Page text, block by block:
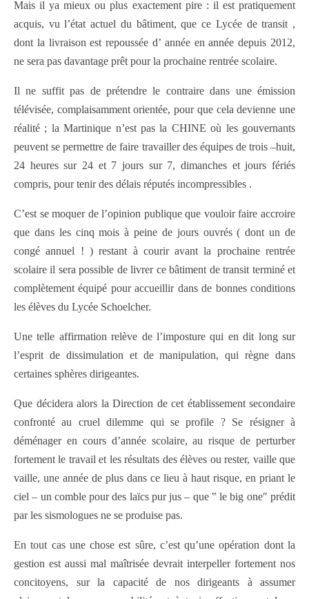
Mais il ya mieux ou plus exactement pire : il est pratiquement
acquis, vu l’état actuel du bâtiment, que ce Lycée de transit ,
dont la livraison est repoussée d’ année en année depuis 2012,
ne sera pas davantage prêt pour la prochaine rentrée scolaire.
Il ne suffit pas de prétendre le contraire dans une émission
télévisée, complaisamment orientée, pour que cela devienne une
réalité ; la Martinique n’est pas la CHINE où les gouvernants
peuvent se permettre de faire travailler des équipes de trois –huit,
24 heures sur 24 et 7 jours sur 7, dimanches et jours fériés
compris, pour tenir des délais réputés incompressibles .
C’est se moquer de l’opinion publique que vouloir faire accroire
que dans les cinq mois à peine de jours ouvrés ( dont un de
congé annuel ! ) restant à courir avant la prochaine rentrée
scolaire il sera possible de livrer ce bâtiment de transit terminé et
complètement équipé pour accueillir dans de bonnes conditions
les élèves du Lycée Schoelcher.
Une telle affirmation relève de l’imposture qui en dit long sur
l’esprit de dissimulation et de manipulation, qui règne dans
certaines sphères dirigeantes.
Que décidera alors la Direction de cet établissement secondaire
confronté au cruel dilemme qui se profile ? Se résigner à
déménager en cours d’année scolaire, au risque de perturber
fortement le travail et les résultats des élèves ou rester, vaille que
vaille, une année de plus dans ce lieu à haut risque, en priant le
ciel – un comble pour des laïcs pur jus – que ‟ le big one″ prédit
par les sismologues ne se produise pas.
En tout cas une chose est sûre, c’est qu’une opération dont la
gestion est aussi mal maîtrisée devrait interpeller fortement nos
concitoyens, sur la capacité de nos dirigeants à assumer